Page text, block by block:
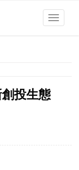
Toggle
投生態